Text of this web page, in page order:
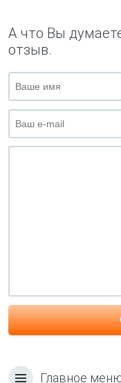
А что Вы
отзыв.
Главное